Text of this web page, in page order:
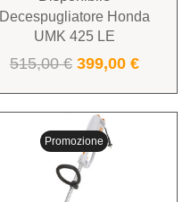
Decespugliatore Honda
UMK 425 LE
515,00€ 399,00 €
Promozione